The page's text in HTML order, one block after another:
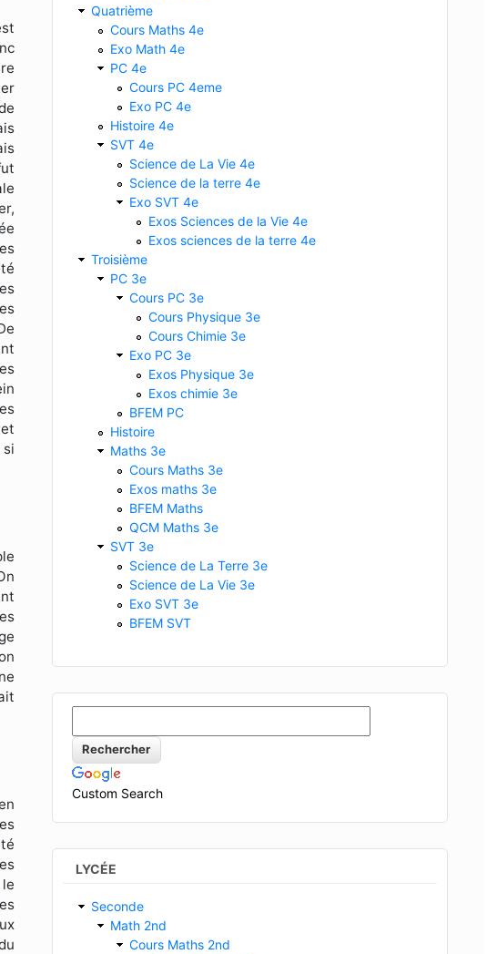
si
Quatrième
Cours Maths 4e
Exo Math 4e
PC 4e
Cours PC 4eme
Exo PC 4e
Histoire 4e
SVT 4e
Science de La Vie 4e
Science de la terre 4e
Exo SVT 4e
Exos Sciences de la Vie 4e
Exos sciences de la terre 4e
Troisième
PC 3e
Cours PC 3e
Cours Physique 3e
Cours Chimie 3e
Exo PC 3e
Exos Physique 3e
Exos chimie 3e
BFEM PC
Histoire
Maths 3e
Cours Maths 3e
Exos maths 3e
BFEM Maths
QCM Maths 3e
SVT 3e
Science de La Terre 3e
Science de La Vie 3e
Exo SVT 3e
BFEM SVT
Custom Search
LYCÉE
Seconde
Math 2nd
Cours Maths 2nd